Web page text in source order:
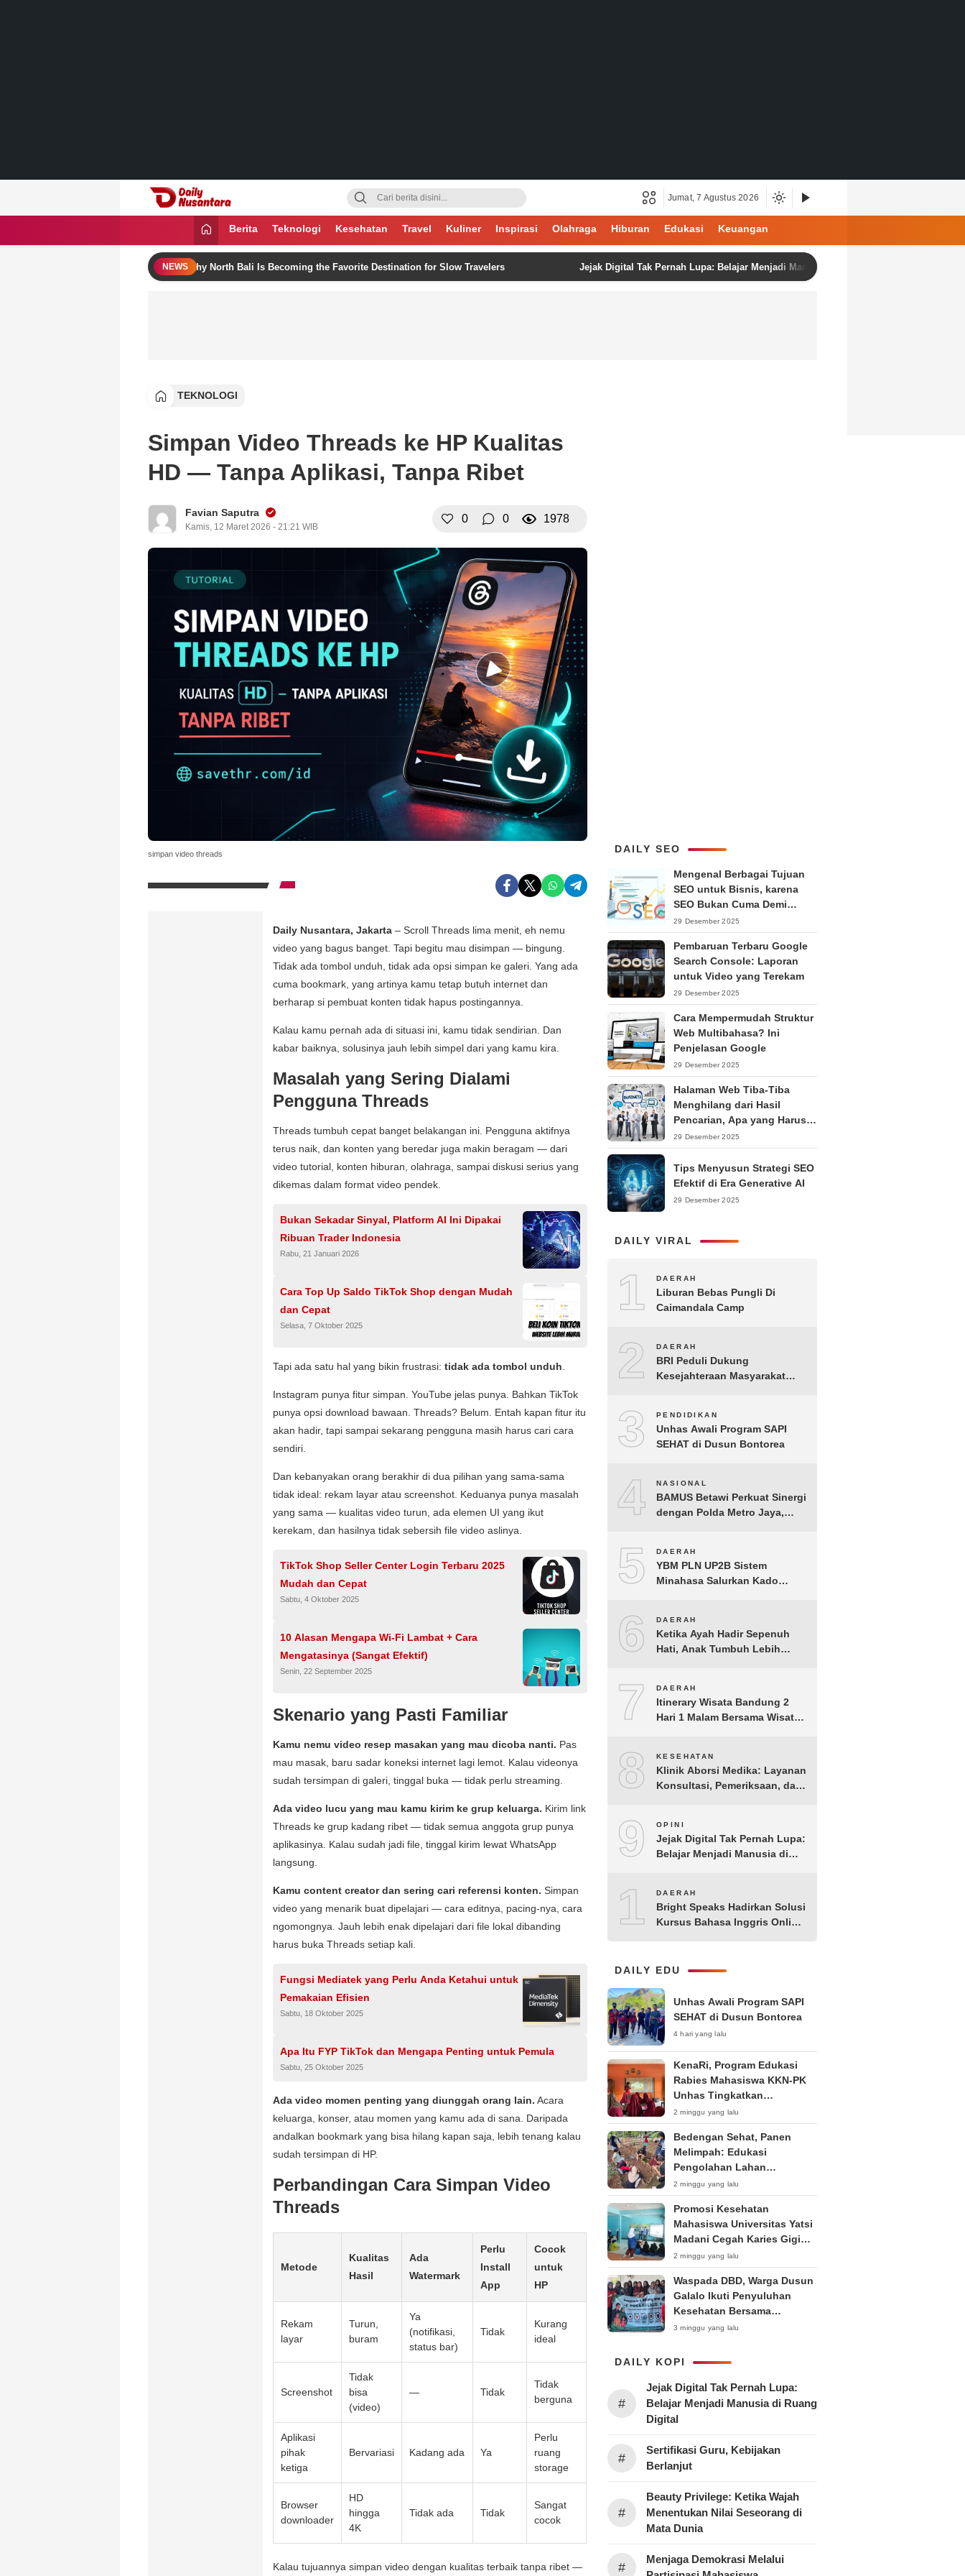
Daily Nusantara
Menyajikan Fakta, Menginspirasi Bangsa
Jumat, 7 Agustus 2026
Berita Teknologi Kesehatan Travel Kuliner Inspirasi Olahraga Hiburan Edukasi Keuangan
NEWS
Why North Bali Is Becoming the Favorite Destination for Slow Travelers Jejak Digital Tak Pernah Lupa: Belajar Menjadi Manusia di Ruang Digital
TEKNOLOGI
Simpan Video Threads ke HP Kualitas
HD — Tanpa Aplikasi, Tanpa Ribet
Favian Saputra
Kamis, 12 Maret 2026 - 21:21 WIB
0 0 1978
simpan video threads
Daily Nusantara, Jakarta – Scroll Threads lima menit, eh nemu
video yang bagus banget. Tapi begitu mau disimpan — bingung.
Tidak ada tombol unduh, tidak ada opsi simpan ke galeri. Yang ada
cuma bookmark, yang artinya kamu tetap butuh internet dan
berharap si pembuat konten tidak hapus postingannya.
Kalau kamu pernah ada di situasi ini, kamu tidak sendirian. Dan
kabar baiknya, solusinya jauh lebih simpel dari yang kamu kira.
Masalah yang Sering Dialami
Pengguna Threads
Threads tumbuh cepat banget belakangan ini. Pengguna aktifnya
terus naik, dan konten yang beredar juga makin beragam — dari
video tutorial, konten hiburan, olahraga, sampai diskusi serius yang
dikemas dalam format video pendek.
Bukan Sekadar Sinyal, Platform AI Ini Dipakai
Ribuan Trader Indonesia
Rabu, 21 Januari 2026
Cara Top Up Saldo TikTok Shop dengan Mudah
dan Cepat
Selasa, 7 Oktober 2025
Tapi ada satu hal yang bikin frustrasi: tidak ada tombol unduh
Instagram punya fitur simpan. YouTube jelas punya. Bahkan TikTok
punya opsi download bawaan. Threads? Belum. Entah kapan fitur itu
akan hadir, tapi sampai sekarang pengguna masih harus cari cara
sendiri.
Dan kebanyakan orang berakhir di dua pilihan yang sama-sama
tidak ideal: rekam layar atau screenshot. Keduanya punya masalah
yang sama — kualitas video turun, ada elemen UI yang ikut
kerekam, dan hasilnya tidak sebersih file video aslinya.
TikTok Shop Seller Center Login Terbaru 2025
Mudah dan Cepat
Sabtu, 4 Oktober 2025
10 Alasan Mengapa Wi-Fi Lambat + Cara
Mengatasinya (Sangat Efektif)
Senin, 22 September 2025
Skenario yang Pasti Familiar
Kamu nemu video resep masakan yang mau dicoba nanti. Pas
mau masak, baru sadar koneksi internet lagi lemot. Kalau videonya
sudah tersimpan di galeri, tinggal buka — tidak perlu streaming.
Ada video lucu yang mau kamu kirim ke grup keluarga. Kirim link
Threads ke grup kadang ribet — tidak semua anggota grup punya
aplikasinya. Kalau sudah jadi file, tinggal kirim lewat WhatsApp
langsung.
Kamu content creator dan sering cari referensi konten. Simpan
video yang menarik buat dipelajari — cara editnya, pacing-nya, cara
ngomongnya. Jauh lebih enak dipelajari dari file lokal dibanding
harus buka Threads setiap kali.
Fungsi Mediatek yang Perlu Anda Ketahui untuk
Pemakaian Efisien
Sabtu, 18 Oktober 2025
Apa Itu FYP TikTok dan Mengapa Penting untuk Pemula
Sabtu, 25 Oktober 2025
Ada video momen penting yang diunggah orang lain. Acara
keluarga, konser, atau momen yang kamu ada di sana. Daripada
andalkan bookmark yang bisa hilang kapan saja, lebih tenang kalau
sudah tersimpan di HP.
Perbandingan Cara Simpan Video
Threads
Metode
Kualitas
Hasil
Ada
Watermark
Perlu
Install
App
Cocok
untuk
HP
Rekam
layar
Turun,
buram
Ya
(notifikasi,
status bar)
Tidak
Kurang
ideal
Screenshot
Tidak
bisa
(video)
— Tidak
Tidak
berguna
Aplikasi
pihak
ketiga
Bervariasi Kadang ada Ya
Perlu
ruang
storage
Browser
downloader
HD
hingga
4K
Tidak ada Tidak
Sangat
cocok
Kalau tujuannya simpan video dengan kualitas terbaik tanpa ribet —
DAILY SEO
Mengenal Berbagai Tujuan
SEO untuk Bisnis, karena
SEO Bukan Cuma Demi
Ranking
29 Desember 2025
Pembaruan Terbaru Google
Search Console: Laporan
untuk Video yang Terekam
29 Desember 2025
Cara Mempermudah Struktur
Web Multibahasa? Ini
Penjelasan Google
29 Desember 2025
Halaman Web Tiba-Tiba
Menghilang dari Hasil
Pencarian, Apa yang Harus
Dilakukan?
29 Desember 2025
Tips Menyusun Strategi SEO
Efektif di Era Generative AI
29 Desember 2025
DAILY VIRAL
1 DAERAH
Liburan Bebas Pungli Di
Caimandala Camp
2 DAERAH
BRI Peduli Dukung
Kesejahteraan Masyarakat
3 PENDIDIKAN
Unhas Awali Program SAPI
SEHAT di Dusun Bontorea
4 NASIONAL
BAMUS Betawi Perkuat Sinergi
dengan Polda Metro Jaya,
Kondusif Jelang HUT ke-81
Republik Indonesia
5 DAERAH
YBM PLN UP2B Sistem
Minahasa Salurkan Kado
Tomohon
6 DAERAH
Ketika Ayah Hadir Sepenuh
Hati, Anak Tumbuh Lebih
7 DAERAH
Itinerary Wisata Bandung 2
Hari 1 Malam Bersama Wisata
8 KESEHATAN
Klinik Aborsi Medika: Layanan
Konsultasi, Pemeriksaan, dan
9 OPINI
Jejak Digital Tak Pernah Lupa:
Belajar Menjadi Manusia di
10DAERAH
Bright Speaks Hadirkan Solusi
Kursus Bahasa Inggris Online
Bicara
DAILY EDU
Unhas Awali Program SAPI
SEHAT di Dusun Bontorea
4 hari yang lalu
KenaRi, Program Edukasi
Rabies Mahasiswa KKN-PK
Unhas Tingkatkan
Kesadaran Siswa SD Negeri 4
Maccorawalie
2 minggu yang lalu
Bedengan Sehat, Panen
Melimpah: Edukasi
Pengolahan Lahan
Bedengan Organik bagi KWT
dan Ibu PKK RT 04 RW 01
Kelurahan Pakintelan
2 minggu yang lalu
Promosi Kesehatan
Mahasiswa Universitas Yatsi
Madani Cegah Karies Gigi
Anak
2 minggu yang lalu
Waspada DBD, Warga Dusun
Galalo Ikuti Penyuluhan
Kesehatan Bersama
Mahasiswa Pemberdayaan
Surabaya 2026
3 minggu yang lalu
DAILY KOPI
#
Jejak Digital Tak Pernah Lupa:
Belajar Menjadi Manusia di Ruang
Digital
#
Sertifikasi Guru, Kebijakan
Berlanjut
#
Beauty Privilege: Ketika Wajah
Menentukan Nilai Seseorang di
Mata Dunia
#
Menjaga Demokrasi Melalui